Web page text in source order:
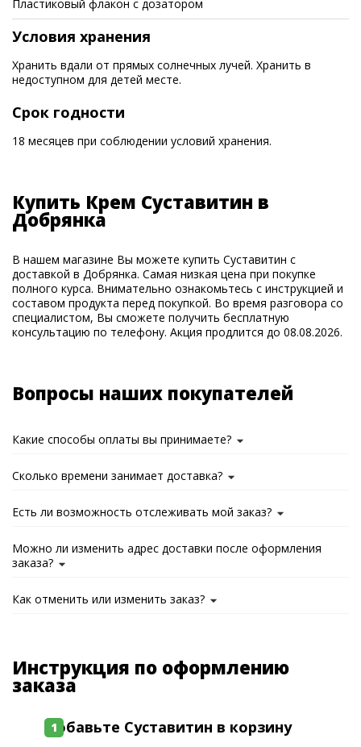
Пластиковый флакон с дозатором
Условия хранения
Хранить вдали от прямых солнечных лучей. Хранить в
недоступном для детей месте.
Срок годности
18 месяцев при соблюдении условий хранения.
Купить Крем Суставитин в
Добрянка
В нашем магазине Вы можете купить Суставитин с
доставкой в Добрянка. Самая низкая цена при покупке
полного курса. Внимательно ознакомьтесь с инструкцией и
составом продукта перед покупкой. Во время разговора со
специалистом, Вы сможете получить бесплатную
консультацию по телефону. Акция продлится до 08.08.2026.
Вопросы наших покупателей
Какие способы оплаты вы принимаете?
Сколько времени занимает доставка?
Есть ли возможность отслеживать мой заказ?
Можно ли изменить адрес доставки после оформления
заказа?
Как отменить или изменить заказ?
Инструкция по оформлению
заказа
Добавьте Суставитин в корзину